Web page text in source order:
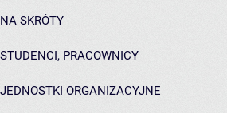
NA SKRÓTY
STUDENCI, PRACOWNICY
JEDNOSTKI ORGANIZACYJNE